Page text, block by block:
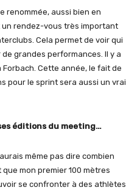
renommée, aussi bien en
un rendez-vous très important
Cela permet de voir qui
grandes performances. Il y a
Cette année, le fait de
pour le sprint sera aussi un vrai
éditions du meeting…
même pas dire combien
mon premier 100 mètres
se confronter à des athlètes